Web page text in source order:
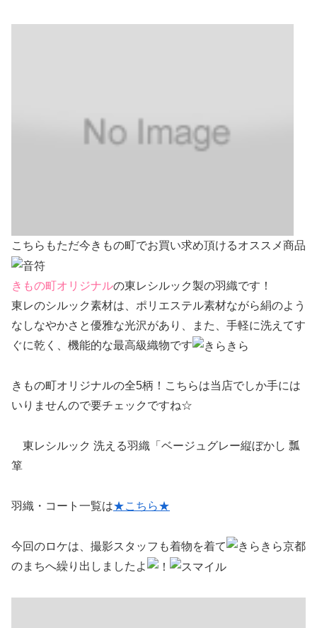
こちらもただ今きもの町でお買い求め頂けるオススメ商品
きもの町オリジナルの東レシルック製の羽織です！
東レのシルック素材は、ポリエステル素材ながら絹のよう
なしなやかさと優雅な光沢があり、また、手軽に洗えてす
ぐに乾く、機能的な最高級織物です
きもの町オリジナルの全5柄！こちらは当店でしか手には
いりませんので要チェックですね☆
東レシルック 洗える羽織「ベージュグレー縦ぼかし 瓢
箪
羽織・コート一覧は★こちら★
今回のロケは、撮影スタッフも着物を着て
京都
のまちへ繰り出しましたよ